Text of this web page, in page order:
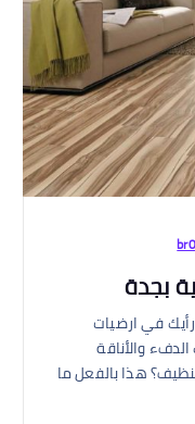
بجدة
في ارضيات
والأناقة
هذا بالفعل ما